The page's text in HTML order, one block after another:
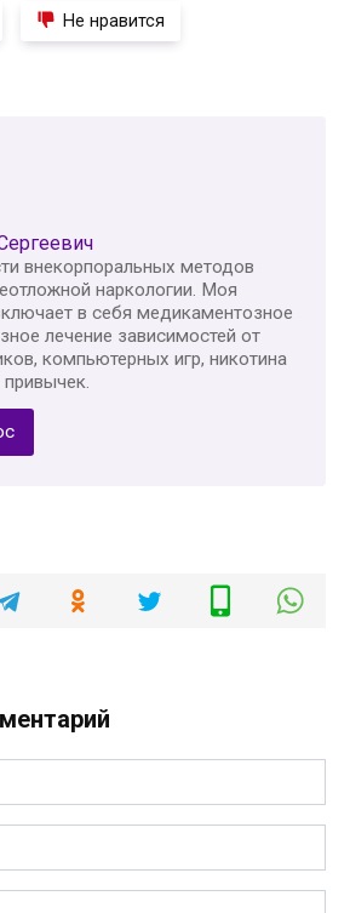
Не нравится
внекорпоральных методов
наркологии. Моя
в себя медикаментозное
лечение зависимостей от
компьютерных игр, никотина